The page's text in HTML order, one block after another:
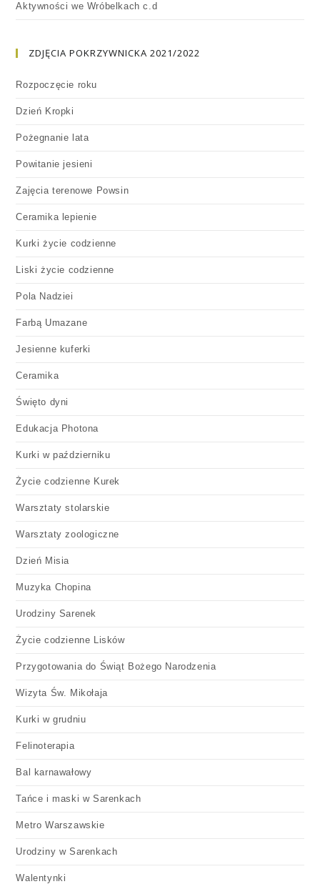
Aktywności we Wróbelkach c.d
ZDJĘCIA POKRZYWNICKA 2021/2022
Rozpoczęcie roku
Dzień Kropki
Pożegnanie lata
Powitanie jesieni
Zajęcia terenowe Powsin
Ceramika lepienie
Kurki życie codzienne
Liski życie codzienne
Pola Nadziei
Farbą Umazane
Jesienne kuferki
Ceramika
Święto dyni
Edukacja Photona
Kurki w październiku
Życie codzienne Kurek
Warsztaty stolarskie
Warsztaty zoologiczne
Dzień Misia
Muzyka Chopina
Urodziny Sarenek
Życie codzienne Lisków
Przygotowania do Świąt Bożego Narodzenia
Wizyta Św. Mikołaja
Kurki w grudniu
Felinoterapia
Bal karnawałowy
Tańce i maski w Sarenkach
Metro Warszawskie
Urodziny w Sarenkach
Walentynki